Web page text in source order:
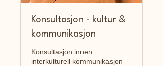
Konsultasjon - kultur &
kommunikasjon
Konsultasjon innen
interkulturell kommunikasjon